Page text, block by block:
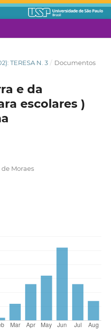
TERESA N. 3 / Documentos
e da
escolares )
Moraes